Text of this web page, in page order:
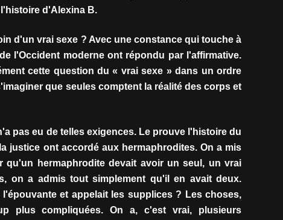
d'Alexina B.
d'un vrai sexe ? Avec une constance qui touche à
l'Occident moderne ont répondu par l'affirmative.
cette question du « vrai sexe » dans un ordre
que seules comptent la réalité des corps et
pas eu de telles exigences. Le prouve l'histoire du
justice ont accordé aux hermaphrodites. On a mis
qu'un hermaphrodite devait avoir un seul, un vrai
on a admis tout simplement qu'il en avait deux.
et appelait les supplices ? Les choses,
plus compliquées. On a, c'est vrai, plusieurs